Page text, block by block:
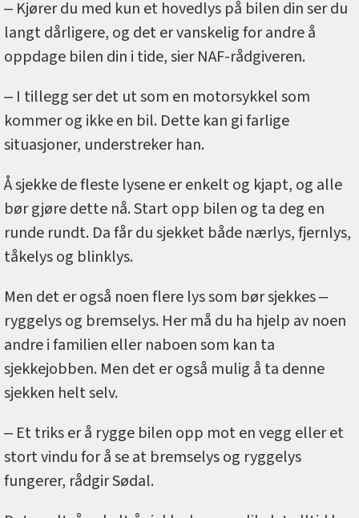
‒ Kjører du med kun et hovedlys på bilen din ser du
langt dårligere, og det er vanskelig for andre å
oppdage bilen din i tide, sier NAF-rådgiveren.
‒ I tillegg ser det ut som en motorsykkel som
kommer og ikke en bil. Dette kan gi farlige
situasjoner, understreker han.
Å sjekke de fleste lysene er enkelt og kjapt, og alle
bør gjøre dette nå. Start opp bilen og ta deg en
runde rundt. Da får du sjekket både nærlys, fjernlys,
tåkelys og blinklys.
Men det er også noen flere lys som bør sjekkes ‒
ryggelys og bremselys. Her må du ha hjelp av noen
andre i familien eller naboen som kan ta
sjekkejobben. Men det er også mulig å ta denne
sjekken helt selv.
‒ Et triks er å rygge bilen opp mot en vegg eller et
stort vindu for å se at bremselys og ryggelys
fungerer, rådgir Sødal.